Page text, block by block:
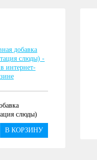
слюды)
В КОРЗИНУ